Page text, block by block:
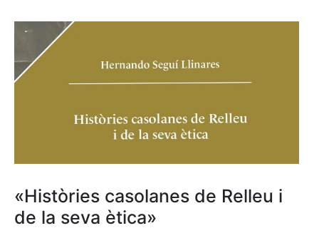
«Històries casolanes de Relleu i
de la seva ètica»